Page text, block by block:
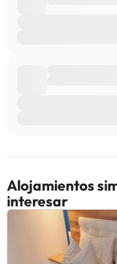
Alojamientos
interesar